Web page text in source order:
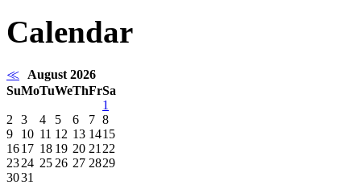
Calendar
≪ August 2026
SuMoTuWeThFrSa
1
2 3 4 5 6 7 8
9
10 11 12 13 1415
1617 18 19 20 2122
2324 2526 27 2829
3031